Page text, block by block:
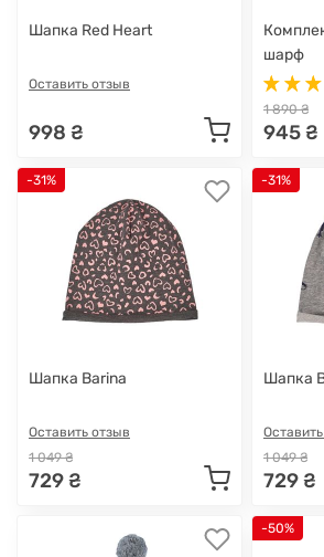
Шапка Red Heart
Оставить отзыв
998 ₴
шарф
1 890 ₴
945 ₴
-31%
Шапка Barina
Оставить отзыв
1 049 ₴
729 ₴
-31%
Шапка
1 049 ₴
729 ₴
-50%